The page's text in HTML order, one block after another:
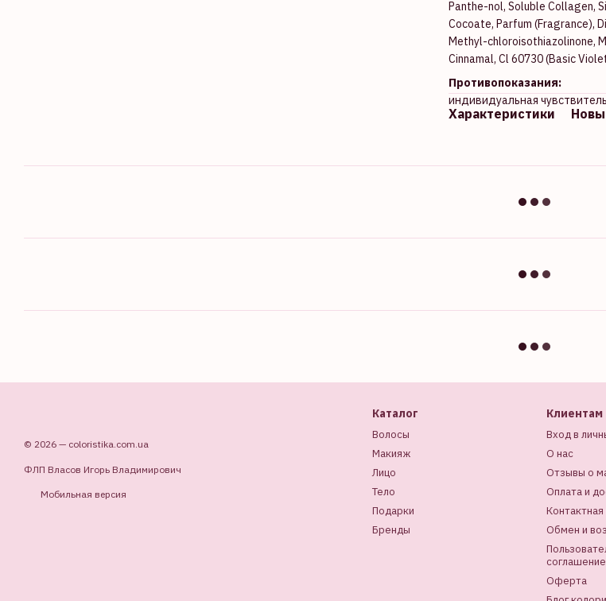
Panthe-nol, Soluble Collagen,
Cocoate, Parfum (Fragrance),
Methyl-chloroisothiazolinone,
Cinnamal, Cl 60730 (Basic
Противопоказания:
индивидуальная
Характеристики
© 2026 — coloristika.com.ua
ФЛП Власов Игорь Владимирович
Мобильная версия
Каталог
Волосы
Макияж
Лицо
Тело
Подарки
Бренды
Клиентам
Вход в
О нас
Отзывы о
Оплата и
Обмен и
соглашение
Оферта